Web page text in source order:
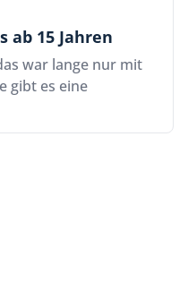
ab 15 Jahren
war lange nur mit
gibt es eine